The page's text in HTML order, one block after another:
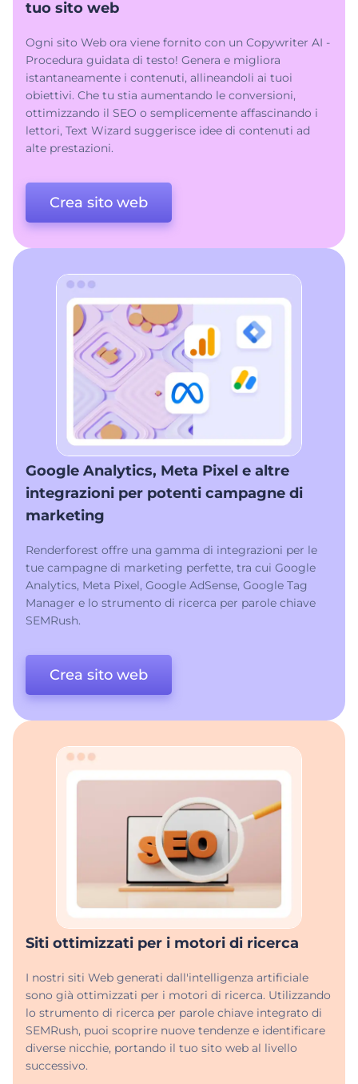
tuo sito web
Ogni sito Web ora viene fornito con un Copywriter AI -
Procedura guidata di testo! Genera e migliora
istantaneamente i contenuti, allineandoli ai tuoi
obiettivi. Che tu stia aumentando le conversioni,
ottimizzando il SEO o semplicemente affascinando i
lettori, Text Wizard suggerisce idee di contenuti ad
alte prestazioni.
Crea sito web
Google Analytics, Meta Pixel e altre
integrazioni per potenti campagne di
marketing
Renderforest offre una gamma di integrazioni per le
tue campagne di marketing perfette, tra cui Google
Analytics, Meta Pixel, Google AdSense, Google Tag
Manager e lo strumento di ricerca per parole chiave
SEMRush.
Crea sito web
Siti ottimizzati per i motori di ricerca
I nostri siti Web generati dall'intelligenza artificiale
sono già ottimizzati per i motori di ricerca. Utilizzando
lo strumento di ricerca per parole chiave integrato di
SEMRush, puoi scoprire nuove tendenze e identificare
diverse nicchie, portando il tuo sito web al livello
successivo.